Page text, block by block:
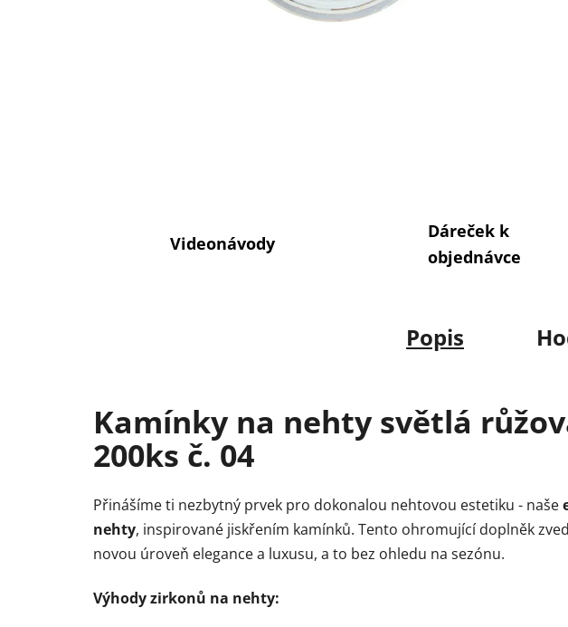
Videonávody
Dáreček k
objednávce
Popis
Kamínky na nehty světlá
200ks č. 04
Přinášíme ti nezbytný prvek pro dokonalou nehtovou estetiku - naše
nehty, inspirované jiskřením kamínků. Tento ohromující doplněk
novou úroveň elegance a luxusu, a to bez ohledu na sezónu.
Výhody zirkonů na nehty: